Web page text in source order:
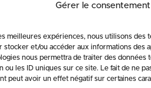
Gérer le consentement
meilleures expériences, nous utilisons des
stocker et/ou accéder aux informations des
nous permettra de traiter des données
ou les ID uniques sur ce site. Le fait de ne
peut avoir un effet négatif sur certaines